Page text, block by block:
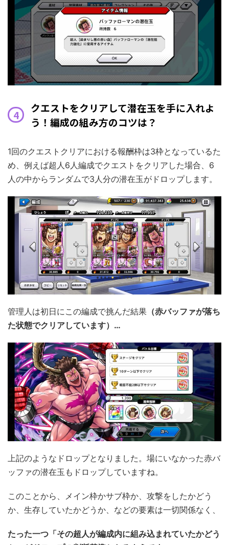
クエストをクリアして潜在玉を手に入れよ
う！編成の組み方のコツは？
1回のクエストクリアにおける報酬枠は3枠となっているた
め、例えば超人6人編成でクエストをクリアした場合、6
人の中からランダムで3人分の潜在玉がドロップします。
管理人は初日にこの編成で挑んだ結果 （赤バッファが落ち
た状態でクリアしています）…
上記のようなドロップとなりました。場にいなかった赤バ
ッファの潜在玉もドロップしていますね。
このことから、メイン枠かサブ枠か、攻撃をしたかどう
か、生存していたかどうか、などの要素は一切関係なく、
たった一つ「その超人が編成内に組み込まれていたかどう